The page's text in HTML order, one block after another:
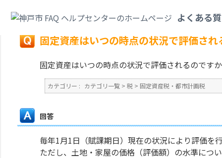
よくある
戻る
固定資産はいつの時点の状況で評価さ
固定資産はいつの時点の状況で評価されるのです
カテゴリー : カテゴリ一覧 > 税 > 固定資産税・都市計画税
回答
毎年1月1日（賦課期日）現在の状況により評価を
ただし、土地・家屋の価格（評価額）の水準につ